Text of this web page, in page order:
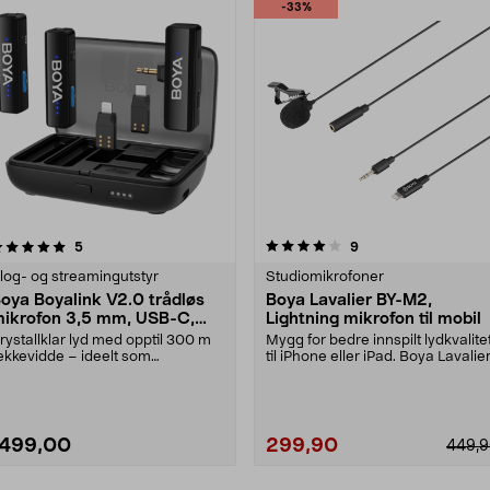
5anmeldelser
og streamingutstyr
Boyalink V2.0 trådløs
3,5 mm, USB-C,
lyd med opptil 300 m
– ideelt som
-33%
4.0 av 5 stjerner 9anmeldelser
Studiomikrofoner
Boya Lavalier BY-M2,
Lightning mikrofon til mobil
Mygg for bedre innspilt
til iPhone eller iPad. Boya Lavalier
299,90